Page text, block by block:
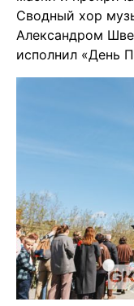
Сводный хор
Александром
исполнил «День